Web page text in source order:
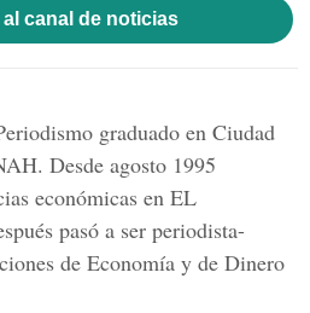
al canal de noticias
graduado en Ciudad
Desde agosto 1995
económicas en EL
pasó a ser periodista-
de Economía y de Dinero